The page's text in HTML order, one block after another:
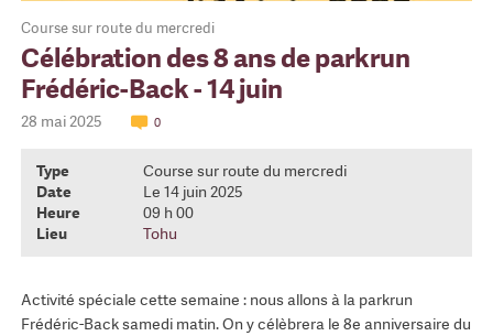
Course sur route du mercredi
Célébration des 8 ans de parkrun
Frédéric-Back - 14 juin
28 mai 2025 0
Type
Course sur route du mercredi
Date
Le 14 juin 2025
Heure
09 h 00
Lieu
Tohu
Activité spéciale cette semaine : nous allons à la parkrun
Frédéric-Back samedi matin. On y célèbrera le 8e anniversaire du